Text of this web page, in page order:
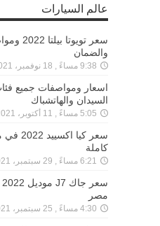
عالم السيارات
سعر
والضمان
9:38 مساءً , 18 نوفمبر، 2021
السيدان والهاتشباك
5:05 مساءً , 11 أكتوبر، 2021
سعر
كاملة
6:21 مساءً , 29 سبتمبر، 2021
مصر
4:30 مساءً , 25 سبتمبر، 2021